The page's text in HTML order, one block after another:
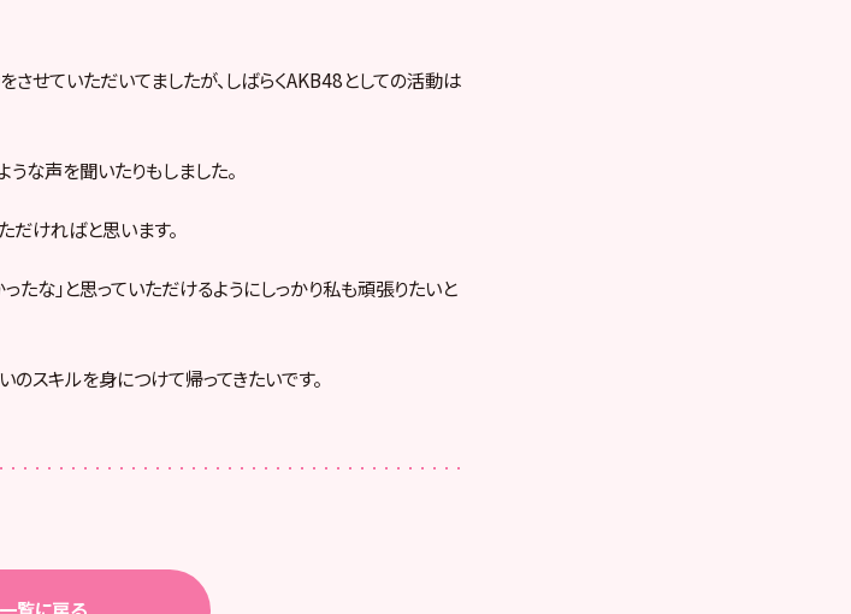
せていただいてましたが、しばらくAKB48としての活動は
な声を聞いたりもしました。
だければと思います。
たな」と思っていただけるようにしっかり私も頑張りたいと
スキルを身につけて帰ってきたいです。